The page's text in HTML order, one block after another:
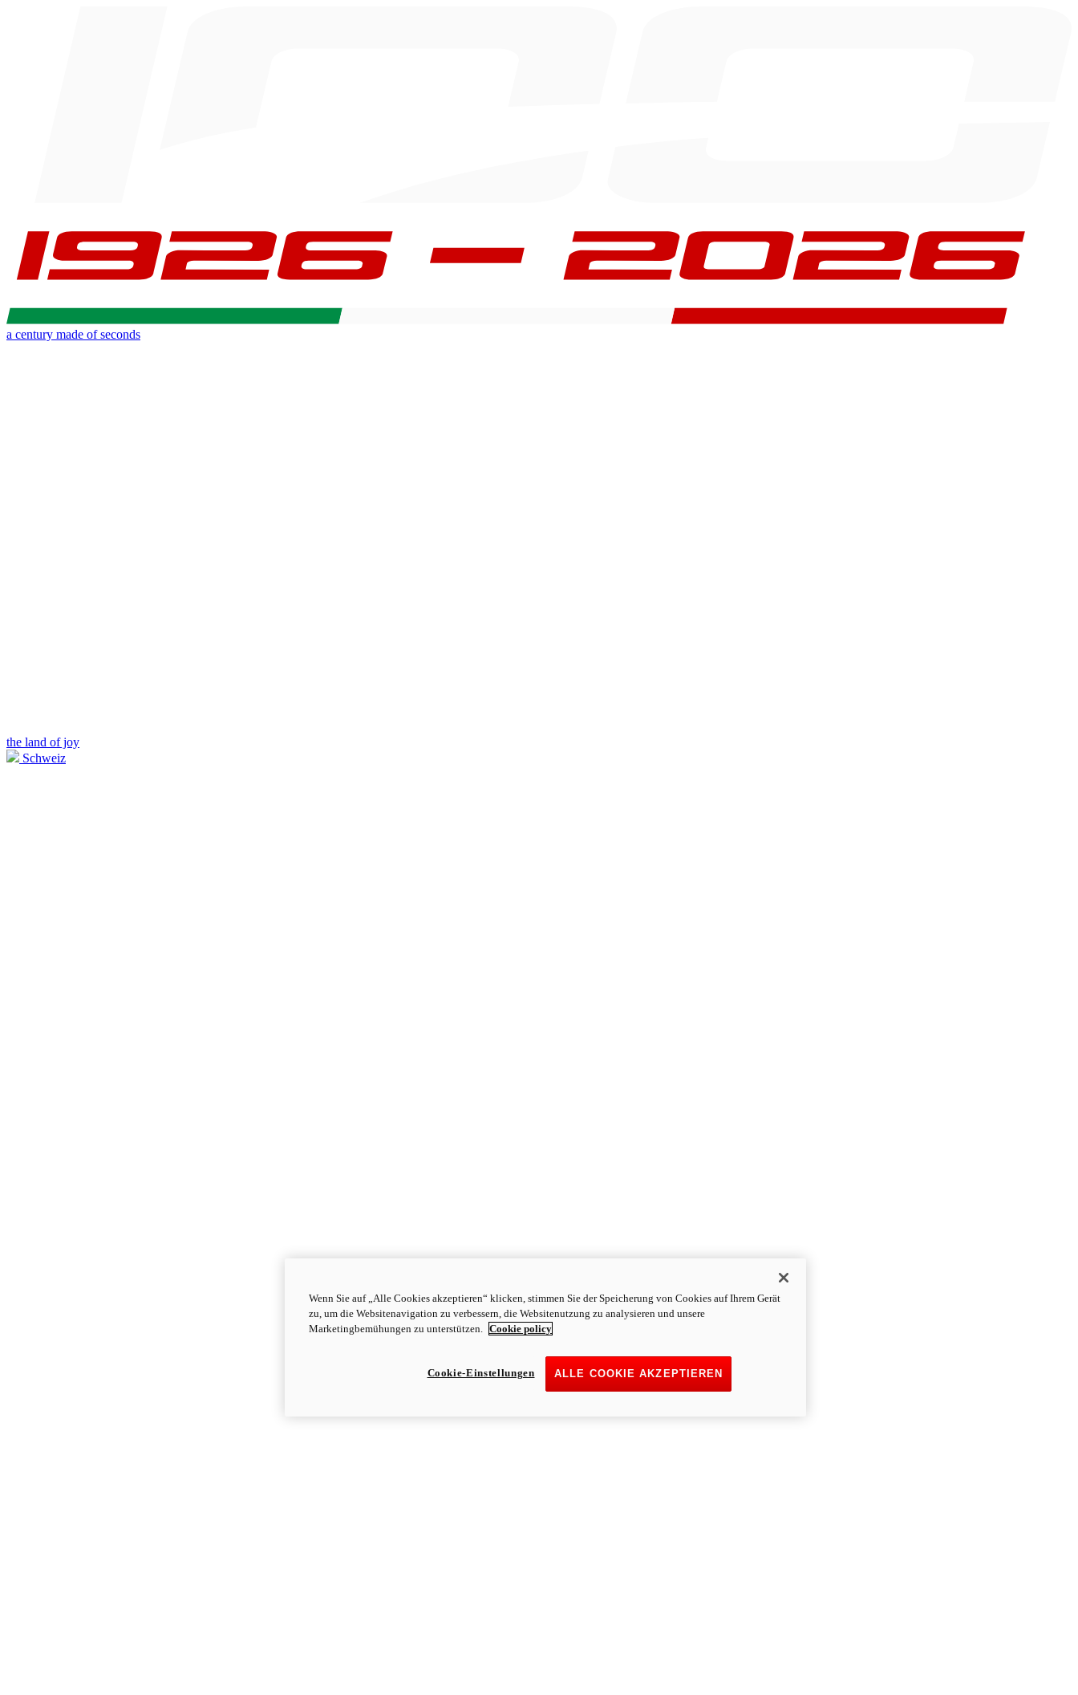
a century made of seconds
the land of joy
Schweiz
Wenn Sie auf „Alle Cookies akzeptieren“ klicken, stimmen Sie der Speicherung von Cookies auf Ihrem Gerät
zu, um die Websitenavigation zu verbessern, die Websitenutzung zu analysieren und unsere
Marketingbemühungen zu unterstützen. Cookie policy
ALLE COOKIE AKZEPTIEREN
Cookie-Einstellungen